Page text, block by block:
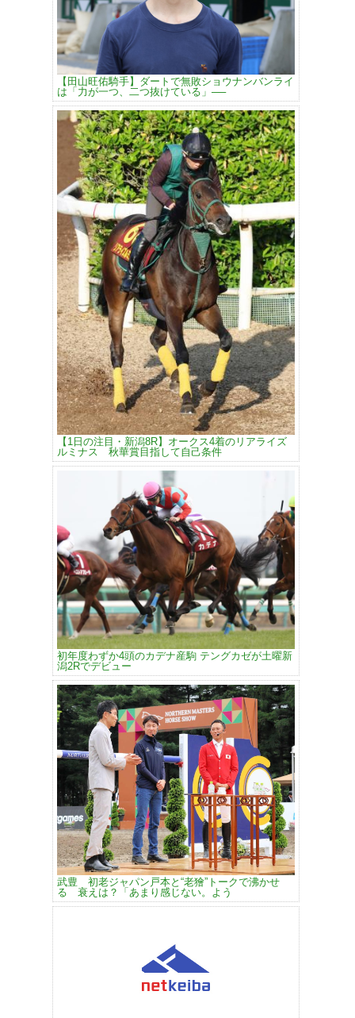
【田山旺佑騎手】ダートで無敗ショウナンバンライ
は「力が一つ、二つ抜けている」──
【1日の注目・新潟8R】オークス4着のリアライズ
ルミナス 秋華賞目指して自己条件
初年度わずか4頭のカデナ産駒 テングカゼが土曜新
潟2Rでデビュー
武豊 初老ジャパン戸本と“老獪”トークで沸かせ
る 衰えは？「あまり感じない。よう